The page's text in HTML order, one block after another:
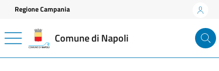
Vai ai contenuti
Vai al footer
Regione Campania
Comune di Napoli